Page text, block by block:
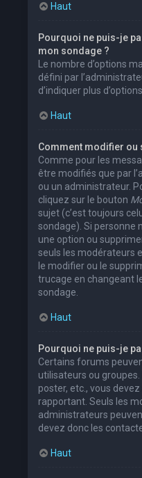
Haut
Pourquoi ne puis-je
mon sondage ?
Le nombre d’options
défini par
d’indiquer plus
Haut
Comment modifier ou
Comme pour les
être modifiés que par
ou un administrateur.
cliquez sur le bouton
sujet (c’est toujours
sondage). Si personne
une option ou
seuls les modérateurs
le modifier ou le
trucage en changeant
sondage.
Haut
Pourquoi ne puis-je
Certains forums
utilisateurs ou groupes.
poster, etc., vous
rapportant. Seuls les
administrateurs
devez donc les
Haut